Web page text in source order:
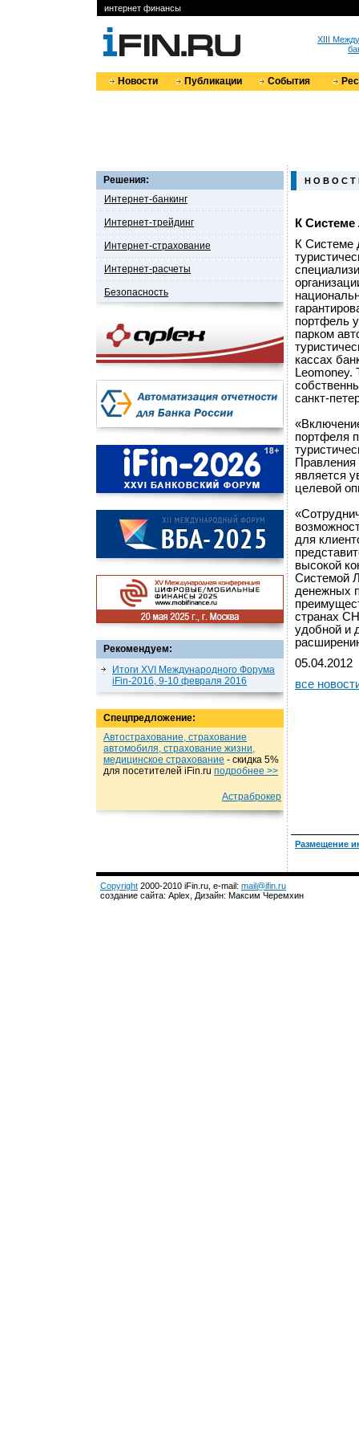
интернет финансы
XIII
Новости Публикации События
Решения:
Интернет-банкинг
Интернет-трейдинг
Интернет-страхование
Интернет-расчеты
Безопасность
Рекомендуем:
Итоги XVI Международного Форума
iFin-2016, 9-10 февраля 2016
Спецпредложение:
Автострахование, страхование
автомобиля, страхование жизни,
медицинское страхование - cкидка 5%
для посетителей iFin.ru подробнеe >>
Астраброкер
Н О В О С Т
К
К Системе
портфель
парком
кассах
Leomoney.
санкт-
портфеля
является
целевой
для
высокой
Системой
денежных
странах
удобной и
05.04.2012
все
Размещение
Copyright 2000-2010 iFin.ru, e-mail: mail@ifin.ru
создание сайта: Aplex, Дизайн: Максим Черемхин